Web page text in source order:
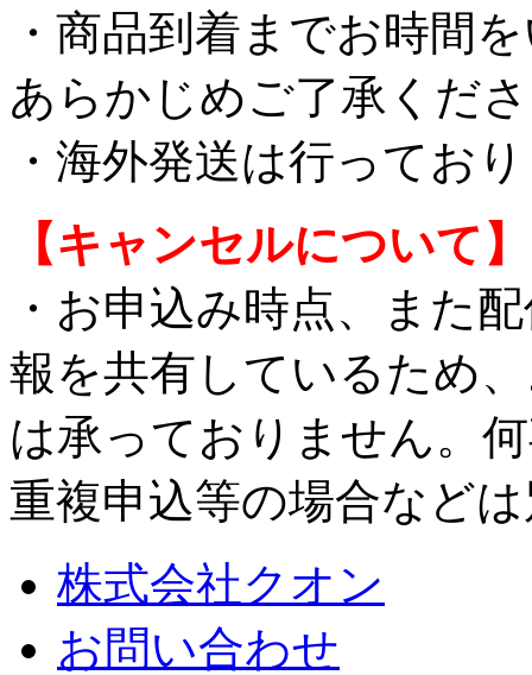
・商品到着までお時間
あらかじめご了承くだ
・海外発送は行ってお
【キャンセルについて】
・お申込み時点、また
報を共有しているため
は承っておりません。
重複申込等の場合など
株式会社クオン
お問い合わせ